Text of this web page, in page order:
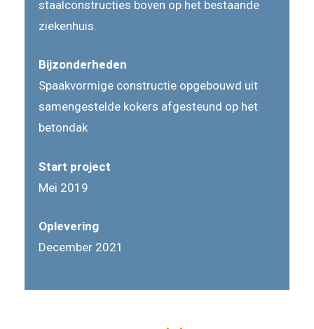
staalconstructies boven op het bestaande
ziekenhuis.
Bijzonderheden
Spaakvormige constructie opgebouwd uit
samengestelde kokers afgesteund op het
betondak
Start project
Mei 2019
Oplevering
December 2021